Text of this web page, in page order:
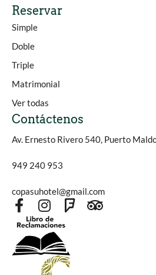
Reservar
Simple
Doble
Triple
Matrimonial
Ver todas
Contáctenos
Av. Ernesto Rivero 540, Puerto
949 240 953
copasuhotel@gmail.com